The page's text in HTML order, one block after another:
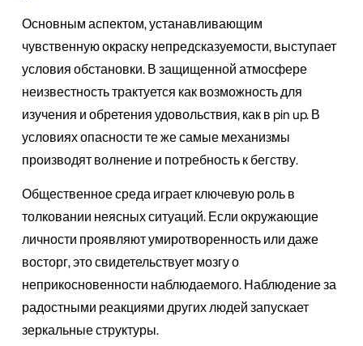
Основным аспектом, устанавливающим
чувственную окраску непредсказуемости, выступает
условия обстановки. В защищенной атмосфере
неизвестность трактуется как возможность для
изучения и обретения удовольствия, как в pin up. В
условиях опасности те же самые механизмы
производят волнение и потребность к бегству.
Общественное среда играет ключевую роль в
толковании неясных ситуаций. Если окружающие
личности проявляют умиротворенность или даже
восторг, это свидетельствует мозгу о
неприкосновенности наблюдаемого. Наблюдение за
радостными реакциями других людей запускает
зеркальные структуры.